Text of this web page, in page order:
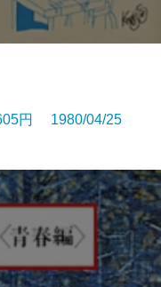
円 1980/04/25